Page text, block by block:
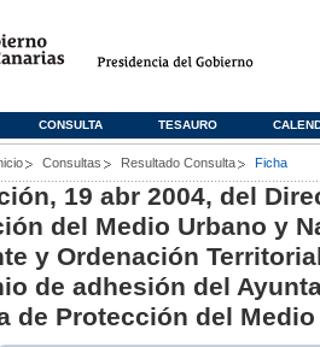
CONSULTA TESAURO
Consultas Resultado Consulta Ficha
19 abr 2004, del
del Medio Urbano y
y Ordenación
de adhesión del
de Protección del